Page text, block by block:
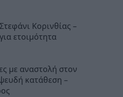
Κορινθίας –
ετοιμότητα
με αναστολή στον
κατάθεση –